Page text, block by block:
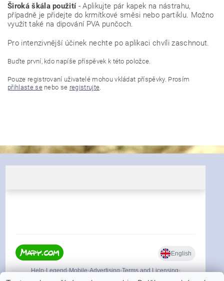
Široká škála použití- Aplikujte pár kapek na nástrahu,
případně je přidejte do krmítkové směsi nebo partiklu. Možno
využít také na dipování PVA punčoch.
Pro intenzivnější účinek nechte po aplikaci chvíli zaschnout.
Buďte první, kdo napíše příspěvek k této položce.
Pouze registrovaní uživatelé mohou vkládat příspěvky. Prosím
přihlaste senebo se registrujte.